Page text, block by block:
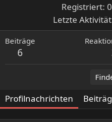
Registriert
Letzte Aktivität
Beiträge
6
Profilnachrichten